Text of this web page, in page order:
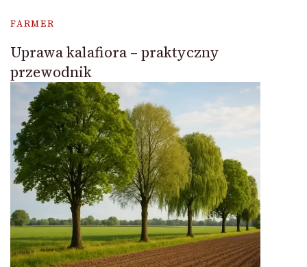
FARMER
Uprawa kalafiora – praktyczny
przewodnik